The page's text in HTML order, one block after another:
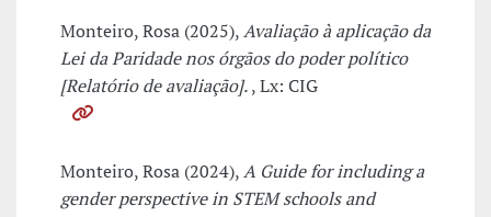
Monteiro, Rosa (2025),Avaliação à aplicação da
Lei da Paridade nos órgãos do poder político
[Relatório de avaliação]., Lx: CIG
Monteiro, Rosa (2024),A Guide for including a
gender perspective in STEM schools and